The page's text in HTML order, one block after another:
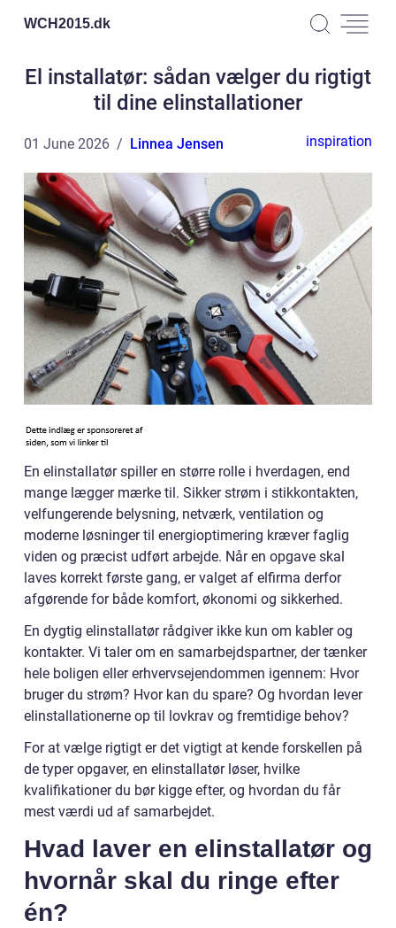
WCH2015.dk
El installatør: sådan vælger du rigtigt
til dine elinstallationer
01 June 2026 Linnea Jensen inspiration
En elinstallatør spiller en større rolle i hverdagen, end
mange lægger mærke til. Sikker strøm i stikkontakten,
velfungerende belysning, netværk, ventilation og
moderne løsninger til energioptimering kræver faglig
viden og præcist udført arbejde. Når en opgave skal
laves korrekt første gang, er valget af elfirma derfor
afgørende for både komfort, økonomi og sikkerhed.
En dygtig elinstallatør rådgiver ikke kun om kabler og
kontakter. Vi taler om en samarbejdspartner, der tænker
hele boligen eller erhvervsejendommen igennem: Hvor
bruger du strøm? Hvor kan du spare? Og hvordan lever
elinstallationerne op til lovkrav og fremtidige behov?
For at vælge rigtigt er det vigtigt at kende forskellen på
de typer opgaver, en elinstallatør løser, hvilke
kvalifikationer du bør kigge efter, og hvordan du får
mest værdi ud af samarbejdet.
Hvad laver en elinstallatør og
hvornår skal du ringe efter
én?